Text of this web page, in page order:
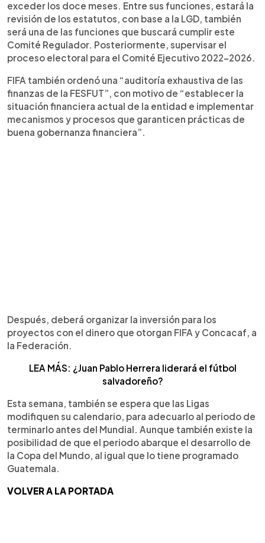
exceder los doce meses. Entre sus funciones, estará la
revisión de los estatutos, con base a la LGD, también
será una de las funciones que buscará cumplir este
Comité Regulador. Posteriormente, supervisar el
proceso electoral para el Comité Ejecutivo 2022-2026.
FIFA también ordenó una “auditoría exhaustiva de las
finanzas de la FESFUT”, con motivo de “establecer la
situación financiera actual de la entidad e implementar
mecanismos y procesos que garanticen prácticas de
buena gobernanza financiera”.
Después, deberá organizar la inversión para los
proyectos con el dinero que otorgan FIFA y Concacaf, a
la Federación.
LEA MÁS: ¿Juan Pablo Herrera liderará el fútbol
salvadoreño?
Esta semana, también se espera que las Ligas
modifiquen su calendario, para adecuarlo al periodo de
terminarlo antes del Mundial. Aunque también existe la
posibilidad de que el periodo abarque el desarrollo de
la Copa del Mundo, al igual que lo tiene programado
Guatemala.
VOLVER A LA PORTADA